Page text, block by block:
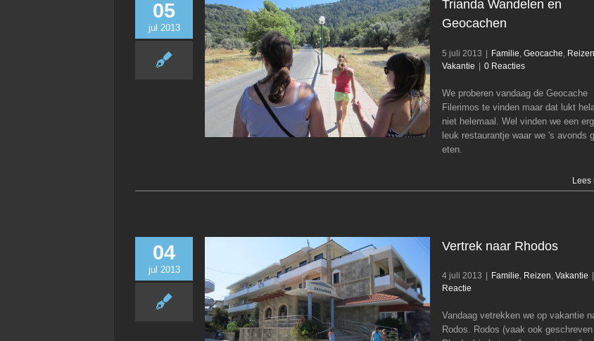
05
jul 2013
Trianda Wandelen en
Familie Geocache Reizen
Trianda Wandelen en
Geocachen
5 juli 2013 | Familie Geocache Reizen
Vakantie | 0 Reacties
We proberen vandaag de Geocache
Filerimos te vinden maar dat lukt
niet helemaal. Wel vinden we een erg
leuk restaurantje waar we 's avonds
eten.
Lees
04
jul 2013
Vertrek naar Rhodos
Familie Reizen Vakantie
Vertrek naar Rhodos
4 juli 2013 Familie, Reizen, Vakantie
Reactie
Vandaag vetrekken we op vakantie
Rodos. Rodos (vaak ook